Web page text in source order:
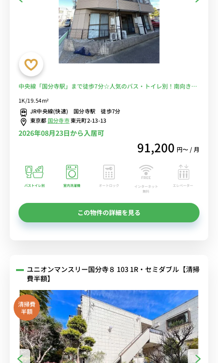
中央線「国分寺駅」まで徒歩7分☆人気のバス・トイレ別！南向きで
1K/19.54m²
JR中央線(快速) 国分寺駅 徒歩7分
東京都 国分寺市東元町2-13-13
2026年08月23日から入居可
91,200 円〜 / 月
バストイレ別 室内洗濯機 オートロック
インターネット
無料
エレベーター
この物件の詳細を見る
ユニオンマンスリー国分寺８ 103 1R・セミダブル【清掃
費半額】
清掃費
半額